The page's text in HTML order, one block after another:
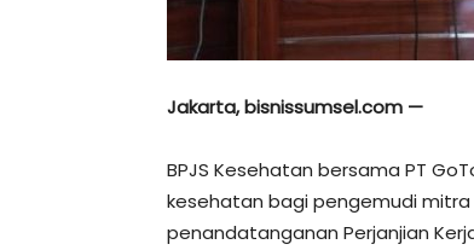
Jakarta, bisnissumsel.com —
BPJS Kesehatan bersama PT
kesehatan bagi pengemudi mitra
penandatanganan Perjanjian